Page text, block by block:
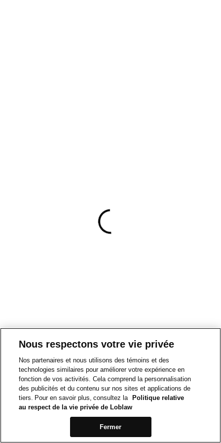
Nous respectons votre vie privée
Nos partenaires et nous utilisons des témoins et des
technologies similaires pour améliorer votre expérience en
fonction de vos activités. Cela comprend la personnalisation
des publicités et du contenu sur nos sites et applications de
tiers. Pour en savoir plus, consultez la
Politique relative
au respect de la vie privée de Loblaw
Fermer